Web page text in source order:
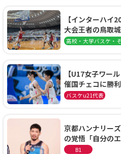
【インターハイ
大会王者の鳥取
阜女子に完勝、
高校・大学バスケ・
【U17女子ワー
催国チェコに勝
通過！準々決勝
バスケu21代表
京都ハンナリー
の覚悟「自分の
に、京都に来たわ
B1